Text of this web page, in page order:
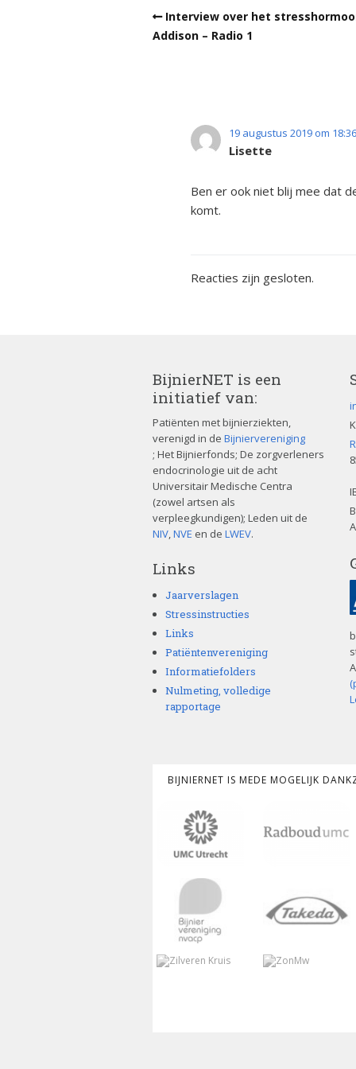
Interview over het
Addison – Radio 1
19 augustus 2019 om 18:36
Lisette
Ben er ook niet blij mee dat
komt.
Reacties zijn gesloten.
BijnierNET is een
initiatief van:
Patiënten met bijnierziekten,
verenigd in de Bijniervereniging
; Het Bijnierfonds; De zorgverleners
endocrinologie uit de acht
Universitair Medische Centra
(zowel artsen als
verpleegkundigen); Leden uit de
NIV,NVE en de LWEV.
Links
Jaarverslagen
Stressinstructies
Links
Patiëntenvereniging
Informatiefolders
Nulmeting, volledige
rapportage
BIJNIERNET IS MEDE MOGELIJK